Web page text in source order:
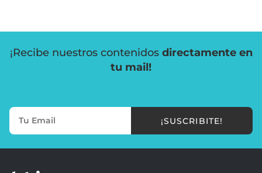
¡Recibe nuestros contenidos directamente en
tu mail!
¡SUSCRIBITE!